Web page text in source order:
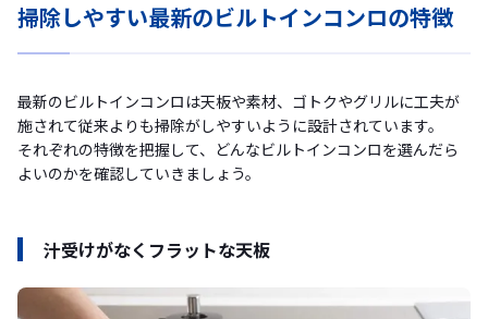
掃除しやすい最新のビルトインコンロの特徴
最新のビルトインコンロは天板や素材、ゴトクやグリルに工夫が
施されて従来よりも掃除がしやすいように設計されています。
それぞれの特徴を把握して、どんなビルトインコンロを選んだら
よいのかを確認していきましょう。
汁受けがなくフラットな天板